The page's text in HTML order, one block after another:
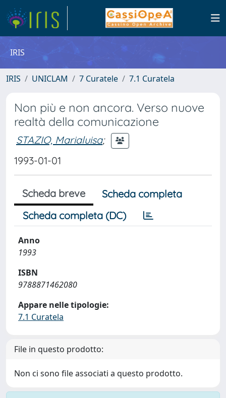
IRIS
IRIS UNICLAM 7 Curatele 7.1 Curatela
Non più e non ancora. Verso nuove
realtà della comunicazione
STAZIO, Marialuisa;
1993-01-01
Scheda breve
Scheda completa
Scheda completa (DC)
Anno
1993
ISBN
9788871462080
Appare nelle tipologie:
7.1 Curatela
File in questo prodotto:
Non ci sono file associati a questo prodotto.